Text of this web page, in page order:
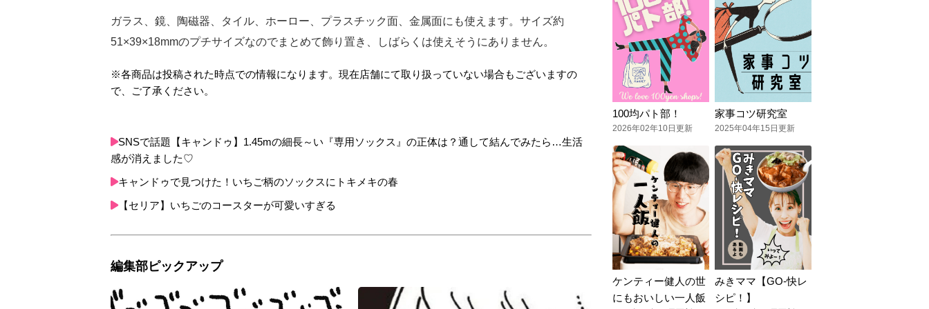
ガラス、鏡、陶磁器、タイル、ホーロー、プラスチック面、金属面にも使えます。サイズ約
51×39×18mmのプチサイズなのでまとめて飾り置き、しばらくは使えそうにありません。
※各商品は投稿された時点での情報になります。現在店舗にて取り扱っていない場合もございますの
で、ご了承ください。
SNSで話題【キャンドゥ】1.45mの細長～い『専用ソックス』の正体は？通して結んでみたら…生活
感が消えました♡
キャンドゥで見つけた！いちご柄のソックスにトキメキの春
【セリア】いちごのコースターが可愛いすぎる
編集部ピックアップ
100均パト部！
2026年02年10日更新
家事コツ研究室
2025年04年15日更新
ケンティー健人の世
にもおいしい一人飯
みきママ【GO-快レ
シピ！】